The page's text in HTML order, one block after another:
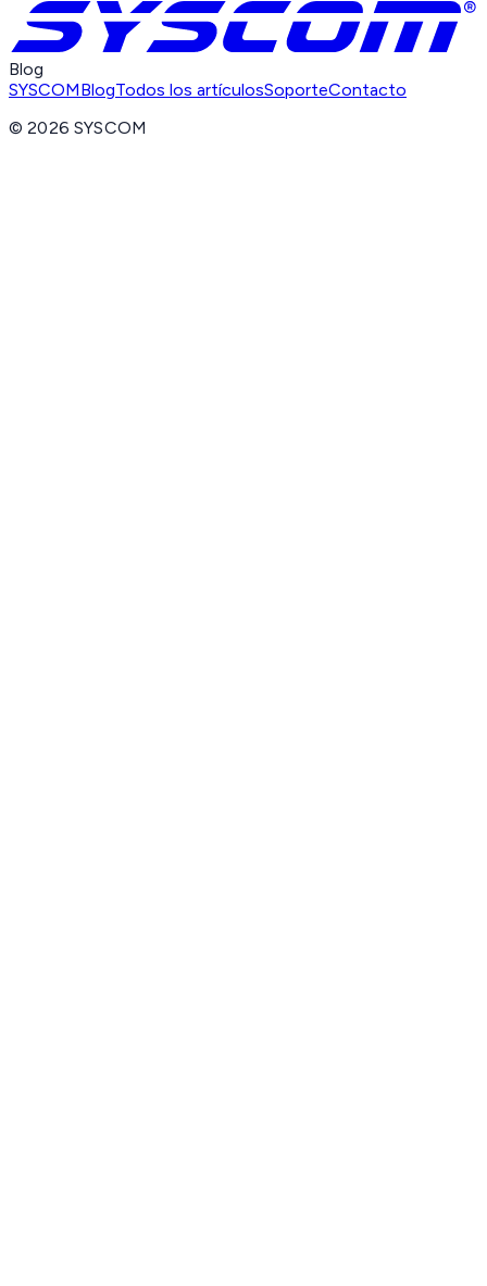
Blog
SYSCOMBlogTodos los artículosSoporteContacto
©2026 SYSCOM